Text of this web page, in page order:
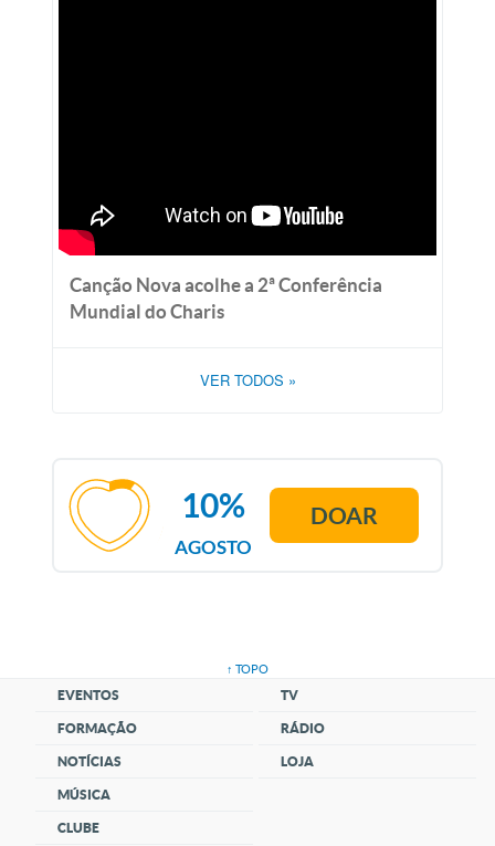
Canção Nova acolhe a 2ª Conferência
Mundial do Charis
VER TODOS »
AGOSTO
10% DOAR
↑ TOPO
EVENTOS
FORMAÇÃO
NOTÍCIAS
MÚSICA
CLUBE
TV
RÁDIO
LOJA